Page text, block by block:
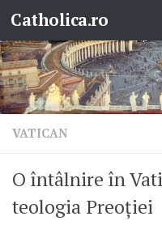
Skip to content
Catholica.ro
VATICAN
O întâlnire în
teologia Preoției